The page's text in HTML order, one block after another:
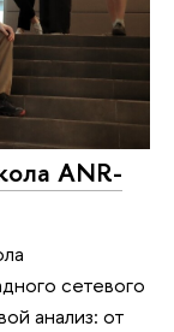
ANR-
сетевого
анализ: от